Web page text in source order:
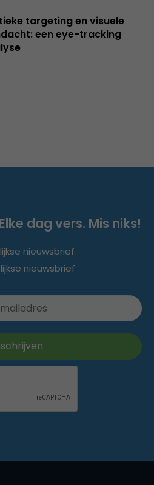
targeting en visuele
een eye-tracking
dag vers. Mis niks!
nieuwsbrief
nieuwsbrief